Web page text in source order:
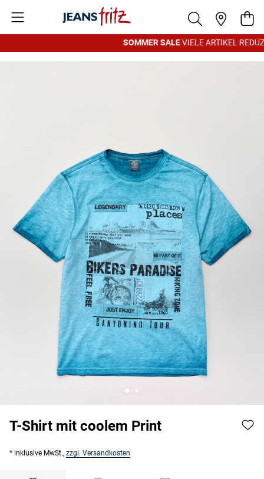
SOMMER SALEVIELE ARTIKEL
T-Shirt mit coolem Print
* inklusive MwSt., zzgl. Versandkosten